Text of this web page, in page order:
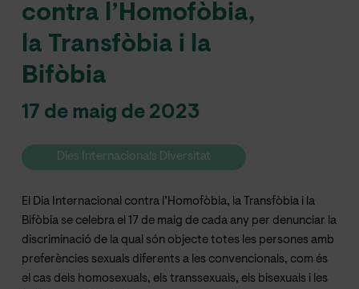
contra l’Homofòbia,
la Transfòbia i la
Bifòbia
17 de maig de 2023
Dies Internacionals Diversitat
El Dia Internacional contra l’Homofòbia, la Transfòbia i la
Bifòbia se celebra el 17 de maig de cada any per denunciar la
discriminació de la qual són objecte totes les persones amb
preferències sexuals diferents a les convencionals, com és
el cas dels homosexuals, els transsexuals, els bisexuals i les